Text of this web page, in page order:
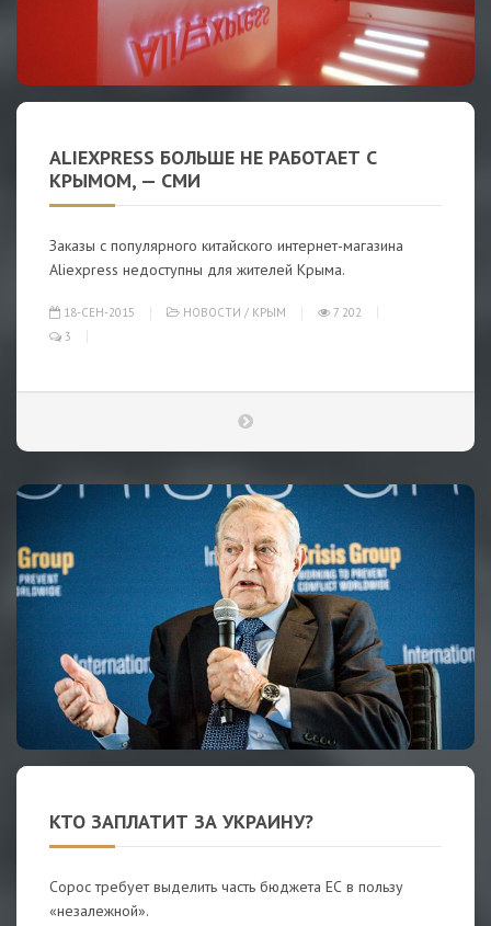
ALIEXPRESS БОЛЬШЕ НЕ РАБОТАЕТ С
КРЫМОМ, — СМИ
Заказы с популярного китайского интернет-магазина
Aliexpress недоступны для жителей Крыма.
18-СЕН-2015 НОВОСТИ / КРЫМ
7 202
3
КТО ЗАПЛАТИТ ЗА УКРАИНУ?
Сорос требует выделить часть бюджета ЕС в пользу
«незалежной».